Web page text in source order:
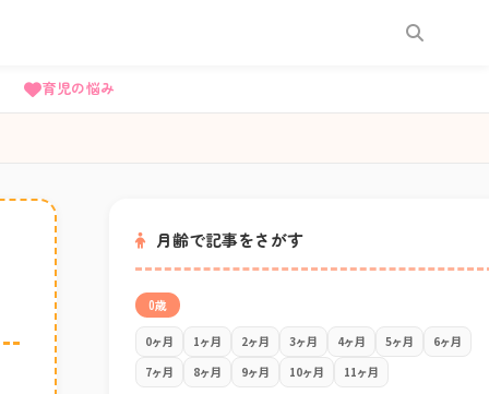
育児の悩み
月齢で記事をさがす
0歳
0ヶ月 1ヶ月 2ヶ月 3ヶ月 4ヶ月 5ヶ月
6ヶ月
7ヶ月
8ヶ月 9ヶ月 10ヶ月 11ヶ月